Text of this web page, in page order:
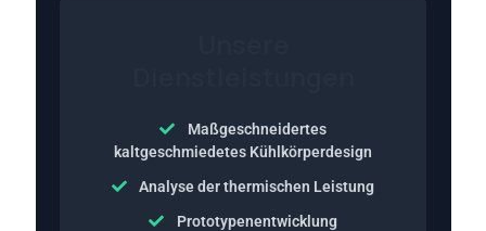
Maßgeschneidertes
kaltgeschmiedetes Kühlkörperdesign
Analyse der thermischen Leistung
Prototypenentwicklung